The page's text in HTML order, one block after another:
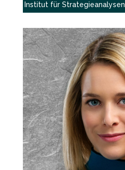
Institut für Strategieanalysen